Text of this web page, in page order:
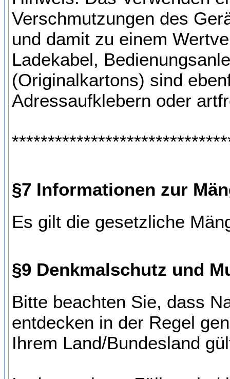
Verschmutzungen des
und damit zu einem
Ladekabel,
(Originalkartons) sind
Adressaufklebern oder
§7 Informationen zur
Es gilt die gesetzliche
§9 Denkmalschutz und
Bitte beachten Sie, dass
entdecken in der Regel
Ihrem Land/Bundesland